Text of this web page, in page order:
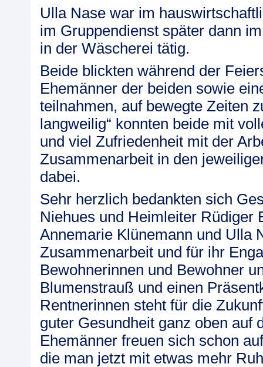
Ulla Nase war im
im Gruppendienst später dann
in der Wäscherei tätig.
Beide blickten während der
Ehemänner der beiden sowie
teilnahmen, auf bewegte Zeiten
langweilig“ konnten beide mit
und viel Zufriedenheit mit der
Zusammenarbeit in den
dabei.
Sehr herzlich bedankten sich
Niehues und Heimleiter Rüdiger
Annemarie Klünemann und Ulla
Zusammenarbeit und für ihr
Bewohnerinnen und Bewohner
Blumenstrauß und einen
Rentnerinnen steht für die
guter Gesundheit ganz oben auf
Ehemänner freuen sich schon
die man jetzt mit etwas mehr